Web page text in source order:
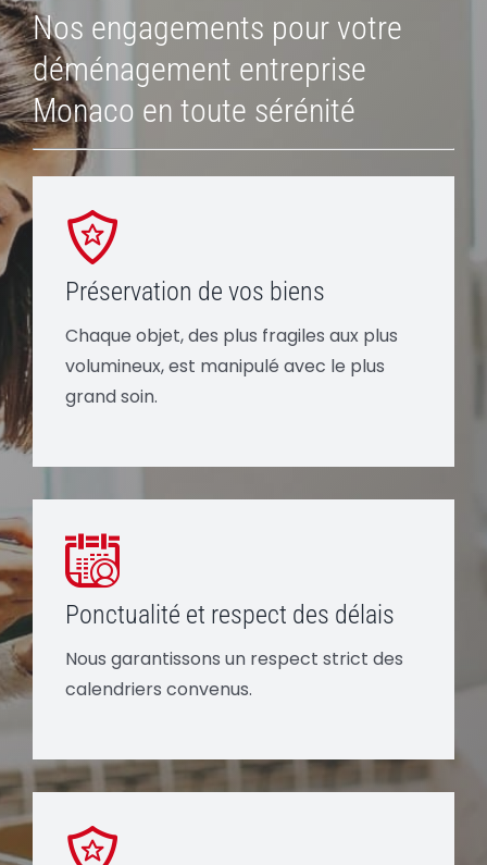
Nos engagements pour votre
déménagement entreprise
Monaco en toute sérénité
Préservation de vos biens
Chaque objet, des plus fragiles aux plus
volumineux, est manipulé avec le plus
grand soin.
Ponctualité et respect des délais
Nous garantissons un respect strict des
calendriers convenus.